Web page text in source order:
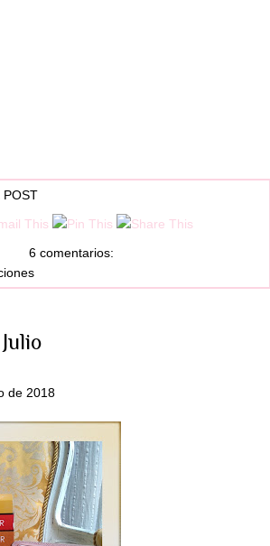
POST
6 comentarios:
de 2018